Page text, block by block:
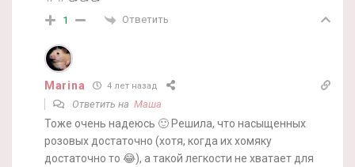
1 Ответить
Marina 4 лет назад
Ответить на Маша
Тоже очень надеюсь 🙂 Решила, что насыщенных
розовых достаточно (хотя, когда их хомяку
достаточно то 😂), а такой легкости не хватает для